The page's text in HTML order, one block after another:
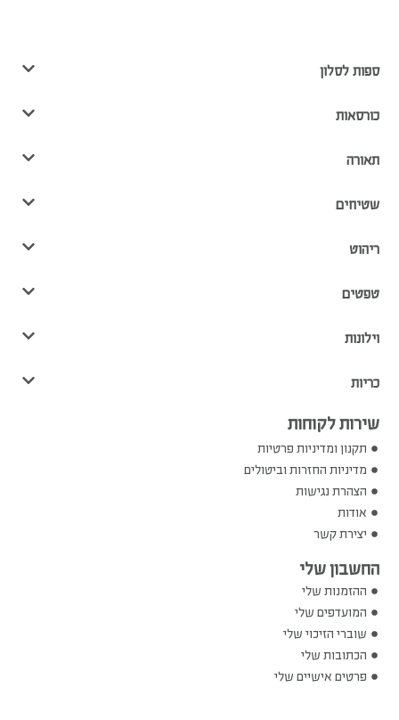
ספות לסלון
כורסאות
תאורה
שטיחים
ריהוט
טפטים
וילונות
כריות
שירות לקוחות
תקנון ומדיניות פרטיות
מדיניות החזרות וביטולים
הצהרת נגישות
אודות
יצירת קשר
החשבון שלי
ההזמנות שלי
המועדפים שלי
שוברי הזיכוי שלי
הכתובות שלי
פרטים אישיים שלי